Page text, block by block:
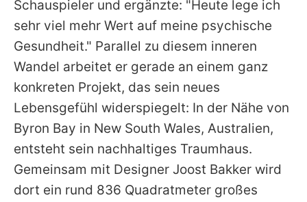
Schauspieler und ergänzte: "Heute lege ich
sehr viel mehr Wert auf meine psychische
Gesundheit." Parallel zu diesem inneren
Wandel arbeitet er gerade an einem ganz
konkreten Projekt, das sein neues
Lebensgefühl widerspiegelt: In der Nähe von
Byron Bay in New South Wales, Australien,
entsteht sein nachhaltiges Traumhaus.
Gemeinsam mit Designer Joost Bakker wird
dort ein rund 836 Quadratmeter großes